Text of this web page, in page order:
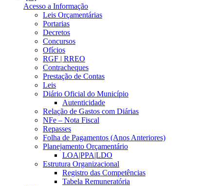
Acesso a Informação
Leis Orçamentárias
Portarias
Decretos
Concursos
Ofícios
RGF | RREO
Contracheques
Prestação de Contas
Leis
Diário Oficial do Município
Autenticidade
Relação de Gastos com Diárias
NFe – Nota Fiscal
Repasses
Folha de Pagamentos (Anos Anteriores)
Planejamento Orçamentário
LOA|PPA|LDO
Estrutura Organizacional
Registro das Competências
Tabela Remuneratória